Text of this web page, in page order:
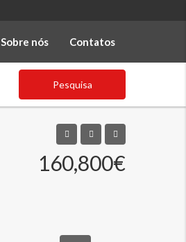
Sobre nós Contatos
Pesquisa
160,800€